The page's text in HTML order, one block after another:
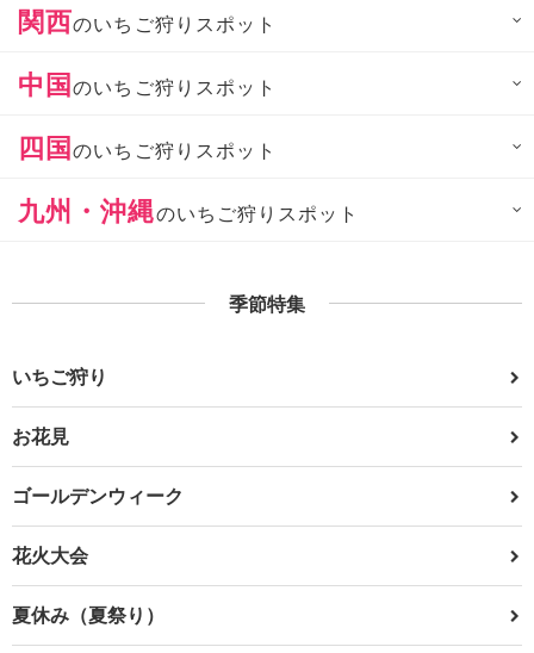
関西のいちご狩りスポット
中国のいちご狩りスポット
四国のいちご狩りスポット
九州・沖縄のいちご狩りスポット
季節特集
いちご狩り
お花見
ゴールデンウィーク
花火大会
夏休み（夏祭り）